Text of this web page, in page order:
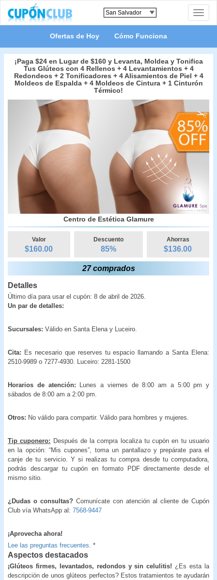
Toggle
Ofertas de Hoy Cómo Funciona
¡Paga $24 en Lugar de $160 y Levanta, Moldea y Tonifica
Tus Glúteos con 4 Rellenos + 4 Levantamientos + 4
Redondeos + 2 Tonificadores + 4 Alisamientos de Piel + 4
Moldeos de Espalda + 4 Moldeos de Cintura + 1 Cinturón
Térmico!
Centro de Estética Glamure
Valor
$160.00
Descuento
85%
Ahorras
$136.00
27 comprados
Detalles
Último día para usar el cupón: 8 de abril de 2026.
Un par de detalles:
Sucursales: Válido en Santa Elena y Luceiro.
Cita: Es necesario que reserves tu espacio llamando a Santa Elena:
2510-9989 o 7277-4930. Luceiro: 2281-1500
Horarios de atención: Lunes a viernes de 8:00 am a 5:00 pm y
sábados de 8:00 am a 2:00 pm.
Otros: No válido para compartir. Válido para hombres y mujeres.
Tip cuponero: Después de la compra localiza tu cupón en tu usuario
en la opción: “Mis cupones”, toma un pantallazo y prepárate para el
canje de tu servicio. Y si realizas tu compra desde tu computadora,
podrás descargar tu cupón en formato PDF directamente desde el
mismo sitio.
¿Dudas o consultas? Comunícate con atención al cliente de Cupón
Club vía WhatsApp al: 7568-9447
¡Aprovecha ahora!
Lee las preguntas frecuentes. *
Aspectos destacados
¡Glúteos firmes, levantados, redondos y sin celulitis! ¿Es esta la
descripción de unos glúteos perfectos? Estos tratamientos te ayudarán